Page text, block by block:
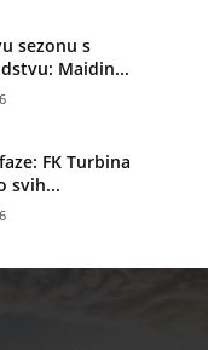
sezonu s
Maidin...
FK Turbina
svih...